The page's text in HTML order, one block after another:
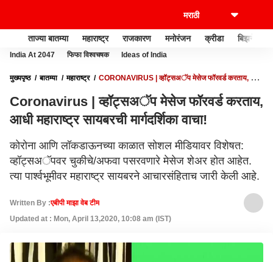
ताज्या बातम्या महाराष्ट्र राजकारण मनोरंजन क्रीडा बिझनेस
India At 2047 फिफा विश्वचषक Ideas of India
मुख्यपृष्ठ बातम्या महाराष्ट्र
CORONAVIRUS | व्हॉट्सअॅप मेसेज फॉरवर्ड करताय, आधी
Coronavirus | व्हॉट्सअॅप मेसेज फॉरवर्ड करताय,
आधी महाराष्ट्र सायबरची मार्गदर्शिका वाचा!
कोरोना आणि लॉकडाऊनच्या काळात सोशल मीडियावर विशेषत:
व्हॉट्सअॅपवर चुकीचे/अफवा पसरवणारे मेसेज शेअर होत आहेत.
त्या पार्श्वभूमीवर महाराष्ट्र सायबरने आचारसंहिताच जारी केली आहे.
Written By :एबीपी माझा वेब टीम
Updated at : Mon, April 13,2020, 10:08 am (IST)